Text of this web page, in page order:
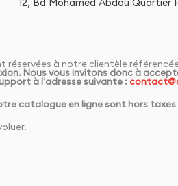
à notre clientèle
Nous vous invitons donc à
à l'adresse suivante :
catalogue en ligne sont hors